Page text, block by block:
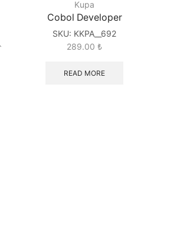
Kupa
Cobol Developer
SKU: KKPA__692
289.00 ₺
READ MORE